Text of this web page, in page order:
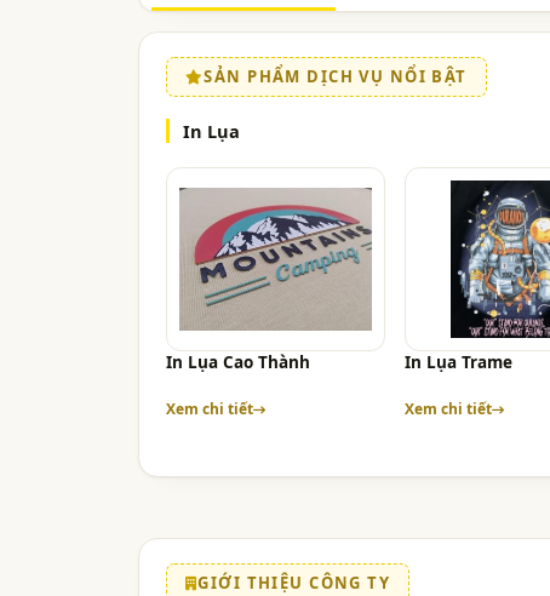
SẢN PHẨM DỊCH VỤ NỔI BẬT
In Lụa
In Lụa Cao Thành
Xem chi tiết
In Lụa Trame
Xem chi tiết
GIỚI THIỆU CÔNG TY